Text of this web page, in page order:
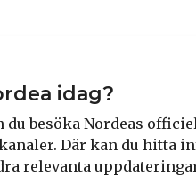
idag?
du besöka Nordeas
Där kan du hitta
relevanta